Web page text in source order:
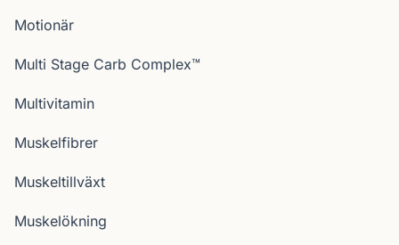
Motionär
Multi Stage Carb Complex™
Multivitamin
Muskelfibrer
Muskeltillväxt
Muskelökning